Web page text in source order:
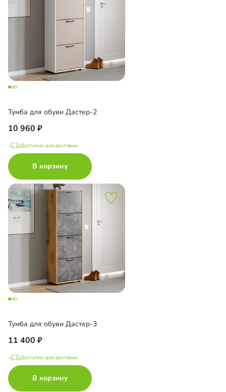
Тумба для обуви Дастер-2
10 960
Доступно для доставки
В корзину
Тумба для обуви Дастер-3
11 400
Доступно для доставки
В корзину